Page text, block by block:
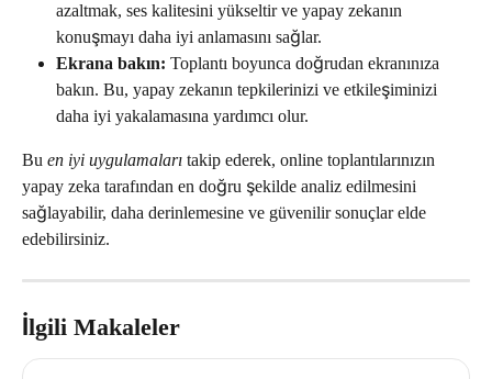
azaltmak, ses kalitesini yükseltir ve yapay zekanın
konuşmayı daha iyi anlamasını sağlar.
Ekrana bakın: Toplantı boyunca doğrudan ekranınıza
bakın. Bu, yapay zekanın tepkilerinizi ve etkileşiminizi
daha iyi yakalamasına yardımcı olur.
Bu en iyi uygulamaları takip ederek, online toplantılarınızın
yapay zeka tarafından en doğru şekilde analiz edilmesini
sağlayabilir, daha derinlemesine ve güvenilir sonuçlar elde
edebilirsiniz.
İlgili Makaleler